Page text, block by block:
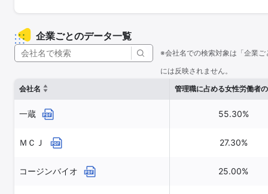
企業ごとのデータ一覧
※会社名での検索対象は「企業
には反映されません。
会社名
管理職に占める女性労働者
一蔵 55.30%
ＭＣＪ 27.30%
コージンバイオ 25.00%